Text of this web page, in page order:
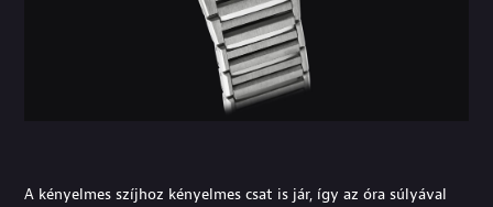
A kényelmes szíjhoz kényelmes csat is jár, így az óra súlyával